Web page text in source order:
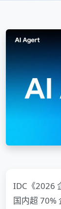
IDC《2026
国内超 70%